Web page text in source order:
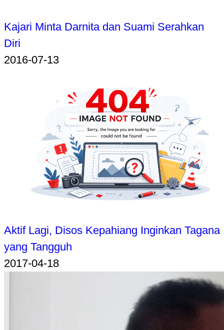
Kajari Minta Darnita dan Suami Serahkan
Diri
2016-07-13
Aktif Lagi, Disos Kepahiang Inginkan Tagana
yang Tangguh
2017-04-18